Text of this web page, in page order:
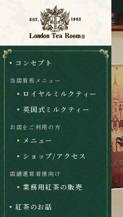
コンセプト
当店看板メニュー
ロイヤルミルクティー
英国式ミルクティー
お店をご利用の方
メニュー
ショップ/アクセス
店舗運営者様向け
業務用紅茶の販売
紅茶のお話